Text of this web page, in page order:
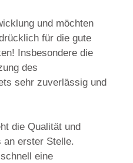
und möchten
für die gute
Insbesondere die
des
sehr zuverlässig und
die Qualität und
an erster Stelle.
eine